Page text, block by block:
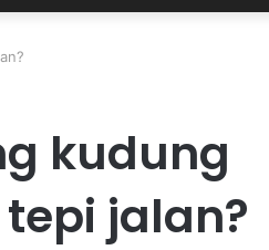
kudung
jalan?